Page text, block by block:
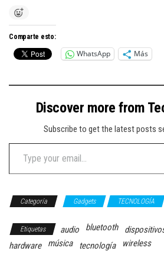
Comparte esto:
WhatsApp Más
Discover more from
Subscribe to get the latest posts
Type your email…
Categoría Gadgets TECNOLOGÍA
Etiquetas audio bluetooth
hardware
música tecnología wireless